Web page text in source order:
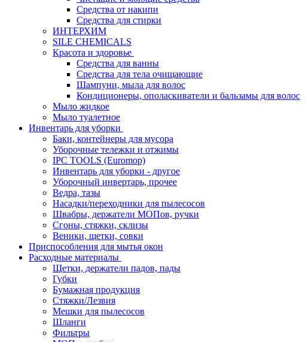
Средства от накипи
Средства для стирки
ИНТЕРХИМ
SILE CHEMICALS
Красота и здоровье
Средства для ванны
Средства для тела очищающие
Шампуни, мыла для волос
Кондиционеры, ополаскиватели и бальзамы для волос
Мыло жидкое
Мыло туалетное
Инвентарь для уборки
Баки, контейнеры для мусора
Уборочные тележки и отжимы
IPC TOOLS (Euromop)
Инвентарь для уборки - другое
Уборочный инвертарь, прочее
Ведра, тазы
Насадки/переходники для пылесосов
Швабры, держатели МОПов, ручки
Сгоны, стяжки, склизы
Веники, щетки, совки
Приспособления для мытья окон
Расходные материалы
Щетки, держатели падов, пады
Губки
Бумажная продукция
Стяжки/Лезвия
Мешки для пылесосов
Шланги
Фильтры